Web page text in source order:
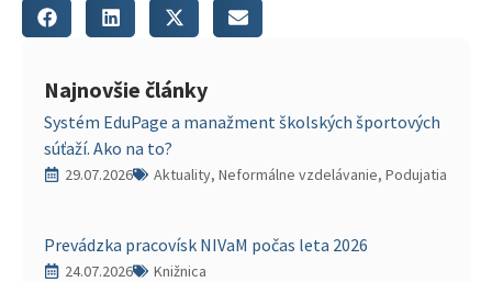
Najnovšie články
Systém EduPage a manažment školských športových
súťaží. Ako na to?
29.07.2026 Aktuality, Neformálne vzdelávanie, Podujatia
Prevádzka pracovísk NIVaM počas leta 2026
24.07.2026 Knižnica